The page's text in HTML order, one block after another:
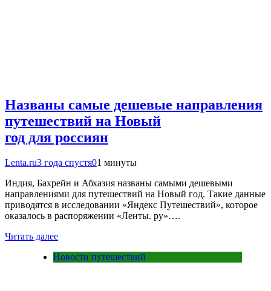
Названы самые дешевые направления
путешествий на Новый
год для россиян
Lenta.ru3 года спустя01 минуты
Индия, Бахрейн и Абхазия названы самыми дешевыми
направлениями для путешествий на Новый год. Такие данные
приводятся в исследовании «Яндекс Путешествий», которое
оказалось в распоряжении «Ленты. ру»….
Читать далее
Новости путешествий